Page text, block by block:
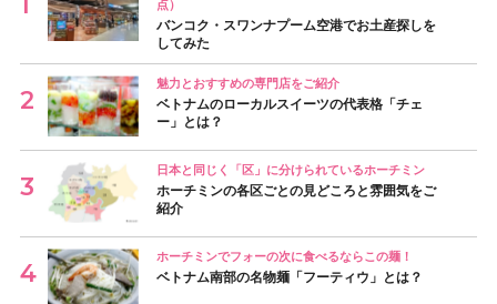
点）
バンコク・スワンナプーム空港でお土産探しを
してみた
魅力とおすすめの専門店をご紹介
ベトナムのローカルスイーツの代表格「チェ
ー」とは？
日本と同じく「区」に分けられているホーチミン
ホーチミンの各区ごとの見どころと雰囲気をご
紹介
ホーチミンでフォーの次に食べるならこの麺！
ベトナム南部の名物麺「フーティウ」とは？